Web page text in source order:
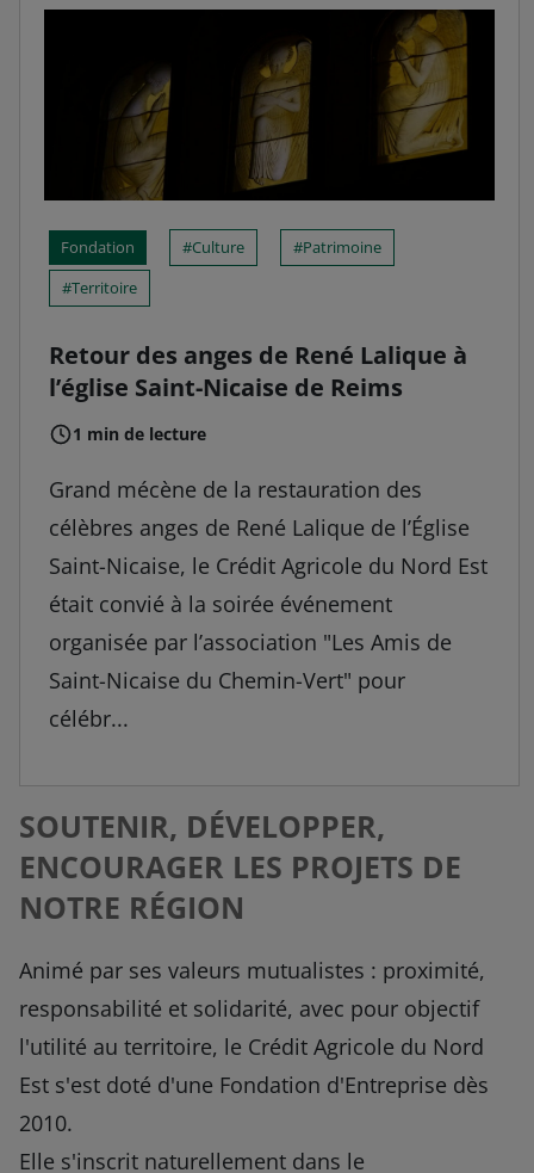
Fondation Culture
Patrimoine
Territoire
Retour des anges de René Lalique à
l’église Saint-Nicaise de Reims
1 min de lecture
Grand mécène de la restauration des
célèbres anges de René Lalique de l’Église
Saint-Nicaise, le Crédit Agricole du Nord Est
était convié à la soirée événement
organisée par l’association "Les Amis de
Saint-Nicaise du Chemin-Vert" pour
célébr...
SOUTENIR, DÉVELOPPER,
ENCOURAGER LES PROJETS DE
NOTRE RÉGION
Animé par ses valeurs mutualistes : proximité,
responsabilité et solidarité, avec pour objectif
l'utilité au territoire, le Crédit Agricole du Nord
Est s'est doté d'une Fondation d'Entreprise dès
2010.
Elle s'inscrit naturellement dans le